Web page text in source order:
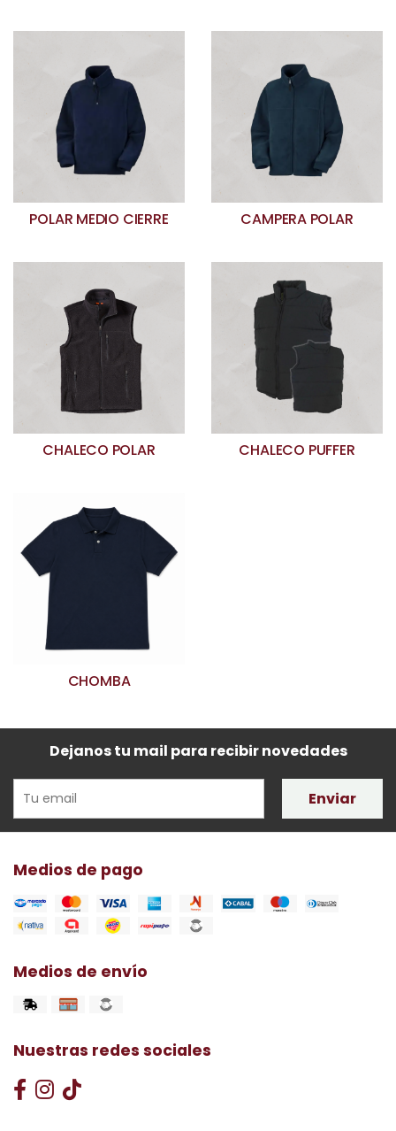
POLAR MEDIO CIERRE CAMPERA POLAR
CHALECO POLAR CHALECO PUFFER
CHOMBA
Dejanos tu mail para recibir novedades
Enviar
Medios de pago
Medios de envío
Nuestras redes sociales